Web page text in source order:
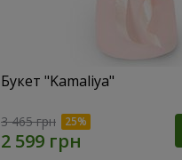
Букет "Kamaliya"
3 465 грн